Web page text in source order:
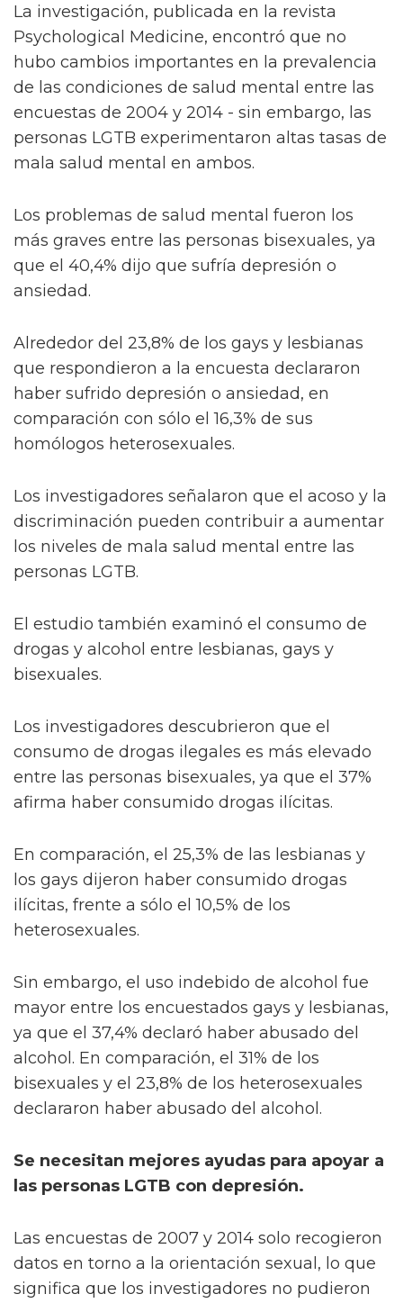
La investigación, publicada en la revista
Psychological Medicine, encontró que no
hubo cambios importantes en la prevalencia
de las condiciones de salud mental entre las
encuestas de 2004 y 2014 - sin embargo, las
personas LGTB experimentaron altas tasas de
mala salud mental en ambos.
Los problemas de salud mental fueron los
más graves entre las personas bisexuales, ya
que el 40,4% dijo que sufría depresión o
ansiedad.
Alrededor del 23,8% de los gays y lesbianas
que respondieron a la encuesta declararon
haber sufrido depresión o ansiedad, en
comparación con sólo el 16,3% de sus
homólogos heterosexuales.
Los investigadores señalaron que el acoso y la
discriminación pueden contribuir a aumentar
los niveles de mala salud mental entre las
personas LGTB.
El estudio también examinó el consumo de
drogas y alcohol entre lesbianas, gays y
bisexuales.
Los investigadores descubrieron que el
consumo de drogas ilegales es más elevado
entre las personas bisexuales, ya que el 37%
afirma haber consumido drogas ilícitas.
En comparación, el 25,3% de las lesbianas y
los gays dijeron haber consumido drogas
ilícitas, frente a sólo el 10,5% de los
heterosexuales.
Sin embargo, el uso indebido de alcohol fue
mayor entre los encuestados gays y lesbianas,
ya que el 37,4% declaró haber abusado del
alcohol. En comparación, el 31% de los
bisexuales y el 23,8% de los heterosexuales
declararon haber abusado del alcohol.
Se necesitan mejores ayudas para apoyar a
las personas LGTB con depresión.
Las encuestas de 2007 y 2014 solo recogieron
datos en torno a la orientación sexual, lo que
significa que los investigadores no pudieron